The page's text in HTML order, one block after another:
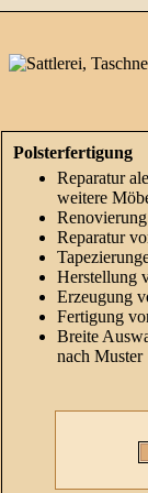
Polsterfertigung
Reparatur
weitere
Reparatur
Herstellung
Erzeugung
Fertigung
Breite
nach Muster